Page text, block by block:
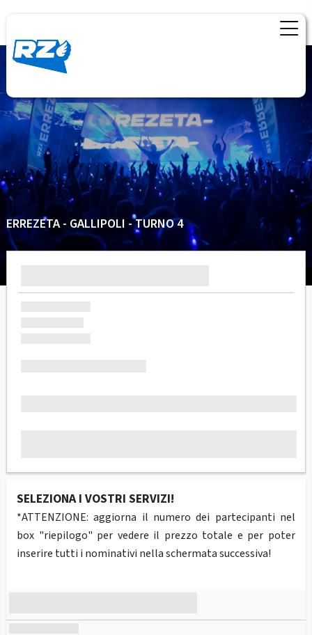
ERREZETA - GALLIPOLI - TURNO 4
SELEZIONA I VOSTRI SERVIZI!
*ATTENZIONE: aggiorna il numero dei partecipanti nel
box "riepilogo" per vedere il prezzo totale e per poter
inserire tutti i nominativi nella schermata successiva!